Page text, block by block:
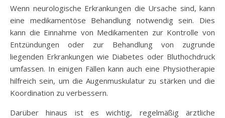
Wenn neurologische Erkrankungen die Ursache sind, kann
eine medikamentöse Behandlung notwendig sein. Dies
kann die Einnahme von Medikamenten zur Kontrolle von
Entzündungen oder zur Behandlung von zugrunde
liegenden Erkrankungen wie Diabetes oder Bluthochdruck
umfassen. In einigen Fällen kann auch eine Physiotherapie
hilfreich sein, um die Augenmuskulatur zu stärken und die
Koordination zu verbessern.
Darüber hinaus ist es wichtig, regelmäßig ärztliche